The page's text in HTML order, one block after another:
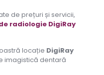
de prețuri și servicii,
radiologie DigiRay
locație DigiRay
imagistică dentară